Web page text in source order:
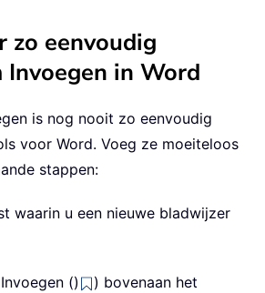
zo eenvoudig
Invoegen in Word
is nog nooit zo eenvoudig
voor Word. Voeg ze moeiteloos
stappen:
waarin u een nieuwe bladwijzer
()
) bovenaan het